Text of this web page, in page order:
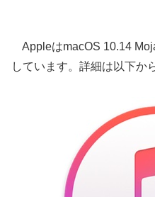
AppleはmacOS 10.14
しています。詳細は以下か